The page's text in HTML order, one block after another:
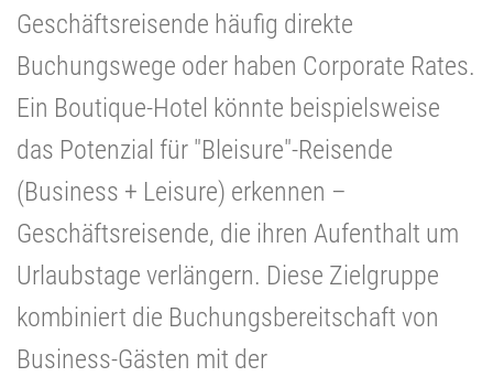
Geschäftsreisende häufig direkte
Buchungswege oder haben Corporate Rates.
Ein Boutique-Hotel könnte beispielsweise
das Potenzial für "Bleisure"-Reisende
(Business + Leisure) erkennen –
Geschäftsreisende, die ihren Aufenthalt um
Urlaubstage verlängern. Diese Zielgruppe
kombiniert die Buchungsbereitschaft von
Business-Gästen mit der